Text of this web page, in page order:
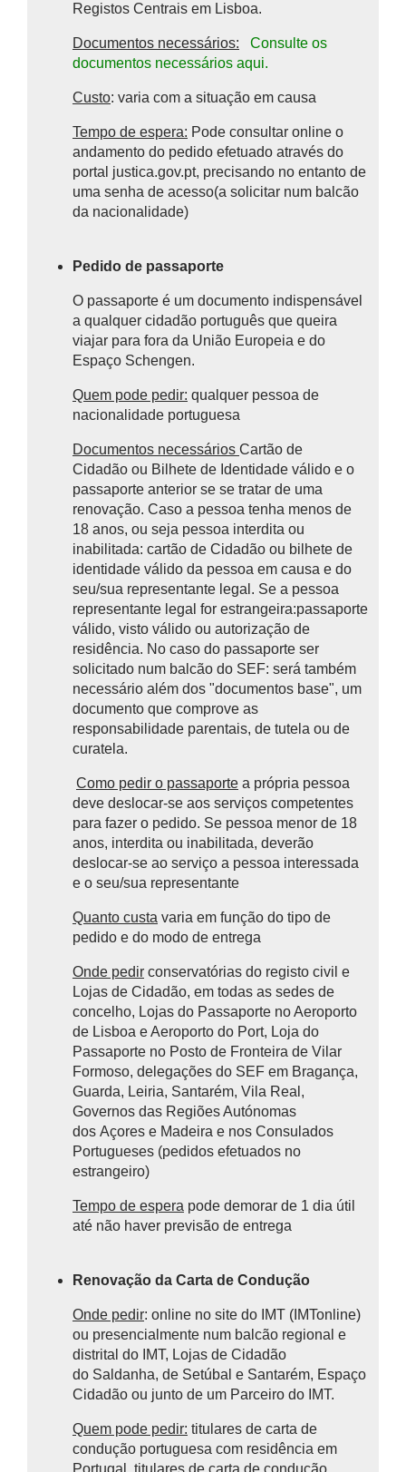
Registos Centrais em Lisboa.
Documentos necessários:
Consulte os
documentos necessários aqui.
Custo: varia com a situação em causa
Tempo de espera: Pode consultar online o
andamento do pedido efetuado através do
portal justica.gov.pt, precisando no entanto de
uma senha de acesso(a solicitar num balcão
da nacionalidade)
Pedido de passaporte
O passaporte é um documento indispensável
a qualquer cidadão português que queira
viajar para fora da União Europeia e do
Espaço Schengen.
Quem pode pedir: qualquer pessoa de
nacionalidade portuguesa
Documentos necessários Cartão de
Cidadão ou Bilhete de Identidade válido e o
passaporte anterior se se tratar de uma
renovação. Caso a pessoa tenha menos de
18 anos, ou seja pessoa interdita ou
inabilitada: cartão de Cidadão ou bilhete de
identidade válido da pessoa em causa e do
seu/sua representante legal. Se a pessoa
representante legal for estrangeira:passaporte
válido, visto válido ou autorização de
residência. No caso do passaporte ser
solicitado num balcão do SEF: será também
necessário além dos "documentos base", um
documento que comprove as
responsabilidade parentais, de tutela ou de
curatela.
Como pedir o passaporte a própria pessoa
deve deslocar-se aos serviços competentes
para fazer o pedido. Se pessoa menor de 18
anos, interdita ou inabilitada, deverão
deslocar-se ao serviço a pessoa interessada
e o seu/sua representante
Quanto custa varia em função do tipo de
pedido e do modo de entrega
Onde pedir conservatórias do registo civil e
Lojas de Cidadão, em todas as sedes de
concelho, Lojas do Passaporte no Aeroporto
de Lisboa e Aeroporto do Port, Loja do
Passaporte no Posto de Fronteira de Vilar
Formoso, delegações do SEF em Bragança,
Guarda, Leiria, Santarém, Vila Real,
Governos das Regiões Autónomas
dos Açores e Madeira e nos Consulados
Portugueses (pedidos efetuados no
estrangeiro)
Tempo de espera pode demorar de 1 dia útil
até não haver previsão de entrega
Renovação da Carta de Condução
Onde pedir: online no site do IMT (IMTonline)
ou presencialmente num balcão regional e
distrital do IMT, Lojas de Cidadão
do Saldanha, de Setúbal e Santarém, Espaço
Cidadão ou junto de um Parceiro do IMT.
Quem pode pedir: titulares de carta de
condução portuguesa com residência em
Portugal, titulares de carta de condução